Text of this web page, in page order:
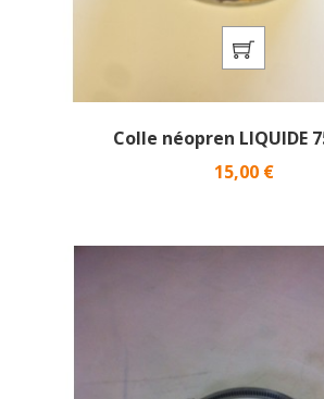
Colle néopren LIQUIDE
Prix
15,00 €